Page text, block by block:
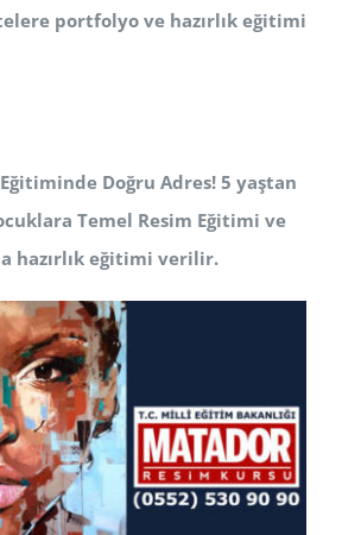
portfolyo ve hazırlık eğitimi
Doğru Adres! 5 yaştan
Temel Resim Eğitimi ve
hazırlık eğitimi verilir.